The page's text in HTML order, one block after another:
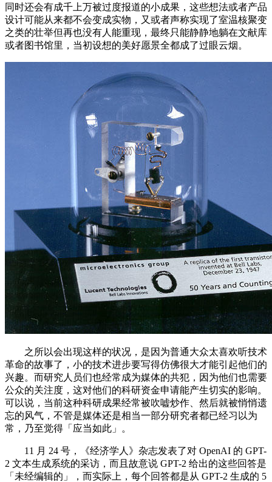
同时还会有成千上万被过度报道的小成果，这些想法或者产品
设计可能从来都不会变成实物，又或者声称实现了室温核聚变
之类的壮举但再也没有人能重现，最终只能静静地躺在文献库
或者图书馆里，当初设想的美好愿景全都成了过眼云烟。
之所以会出现这样的状况，是因为普通大众太喜欢听技术
革命的故事了，小的技术进步要写得仿佛很大才能引起他们的
兴趣。而研究人员们也经常成为媒体的共犯，因为他们也需要
公众的关注度，这对他们的科研资金申请能产生切实的影响。
可以说，当前这种科研成果经常被吹嘘炒作、然后就被悄悄遗
忘的风气，不管是媒体还是相当一部分研究者都已经习以为
常，乃至觉得「应当如此」。
11 月 24 号，《经济学人》杂志发表了对 OpenAI 的 GPT-
2 文本生成系统的采访，而且故意说 GPT-2 给出的这些回答是
「未经编辑的」，而实际上，每个回答都是从 GPT-2 生成的 5